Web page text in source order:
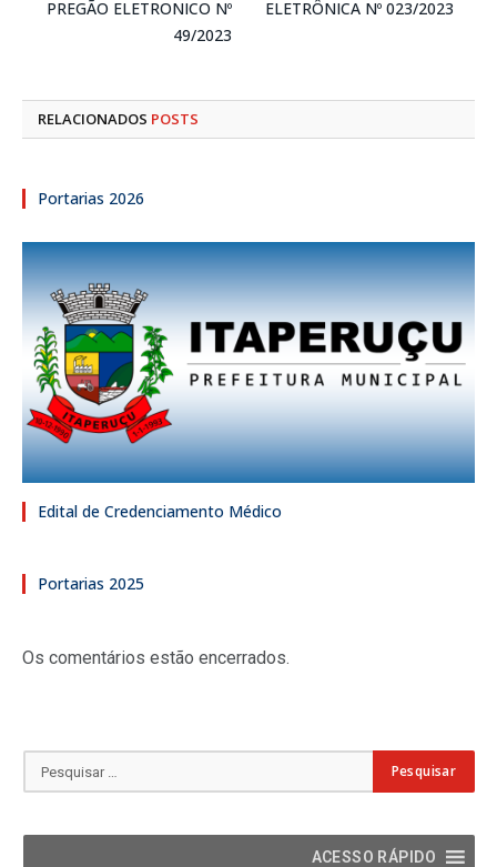
PREGÃO ELETRONICO Nº
49/2023
ELETRÔNICA Nº 023/2023
RELACIONADOS POSTS
Portarias 2026
Edital de Credenciamento Médico
Portarias 2025
Os comentários estão encerrados.
ACESSO RÁPIDO